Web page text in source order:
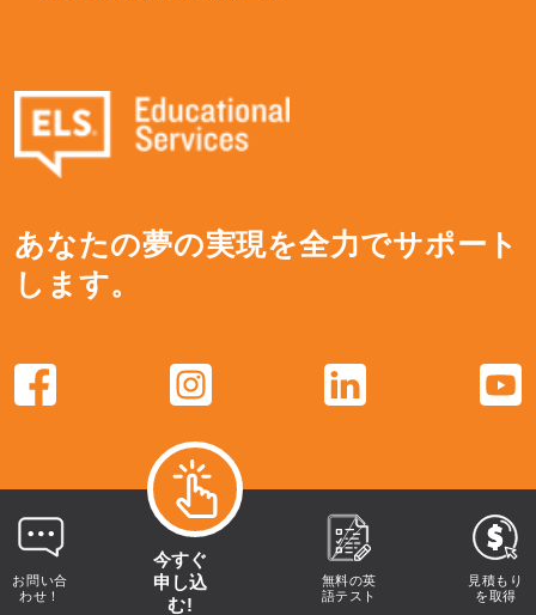
お問い合
わせ！
見積もり
を取得
無料の英
語テスト
今すぐ
申し込
む!
あなたの夢の実現を全力でサポート
します。